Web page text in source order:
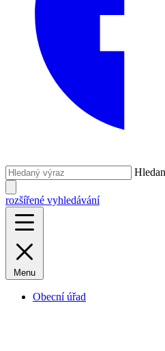
rozšířené vyhledávání
Menu
Obecní úřad